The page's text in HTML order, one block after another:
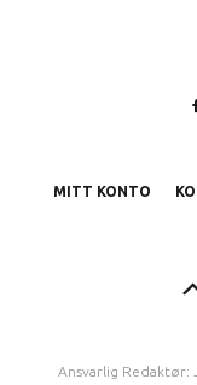
MITT KONTO
Ansvarlig